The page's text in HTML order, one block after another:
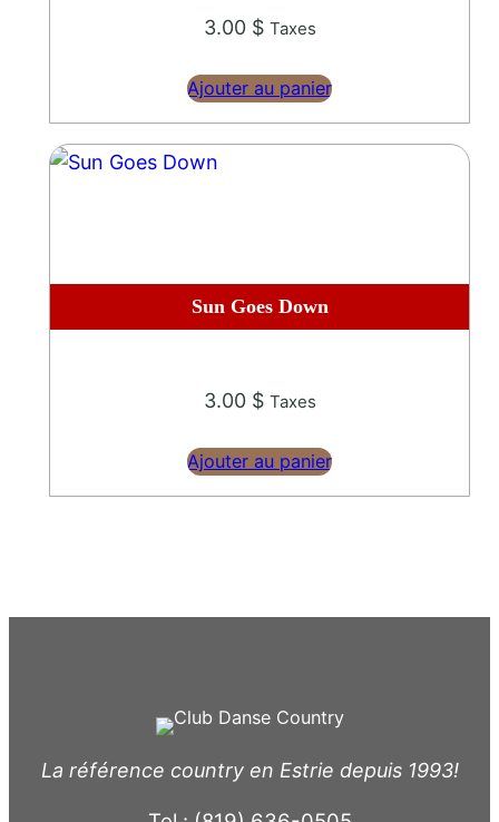
3.00 $ Taxes
Ajouter au panier
Sun Goes Down
3.00 $ Taxes
Ajouter au panier
La référence country en Estrie depuis 1993!